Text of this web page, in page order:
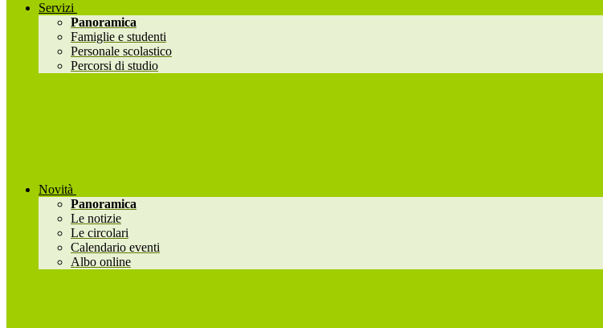
Servizi
Panoramica
Famiglie e studenti
Personale scolastico
Percorsi di studio
Novità
Panoramica
Le notizie
Le circolari
Calendario eventi
Albo online